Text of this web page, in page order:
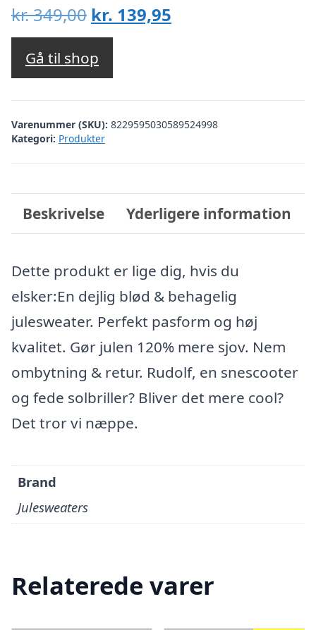
kr.349,00 Den
oprindelige
pris
var:
kr. 349,00.
kr. 139,95
kr. 139,95.
Gå til shop
Varenummer (SKU): 8229595030589524998
Kategori: Produkter
Beskrivelse Yderligere information
Dette produkt er lige dig, hvis du
elsker:En dejlig blød & behagelig
julesweater. Perfekt pasform og høj
kvalitet. Gør julen 120% mere sjov. Nem
ombytning & retur. Rudolf, en snescooter
og fede solbriller? Bliver det mere cool?
Det tror vi næppe.
Brand
Julesweaters
Relaterede varer